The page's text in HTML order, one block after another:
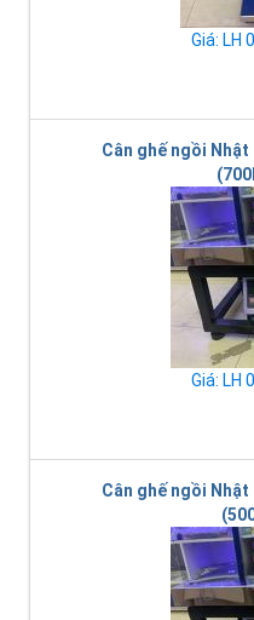
Giá: LH
Cân ghế ngồi Nhật
Giá: LH
Cân ghế ngồi Nhật